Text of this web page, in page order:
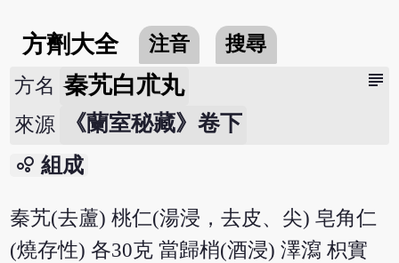
方劑大全 注音 搜尋
subject
方名 秦艽白朮丸
來源 《蘭室秘藏》卷下
bubble_chart 組成
秦艽(去蘆) 桃仁(湯浸，去皮、尖) 皂角仁
(燒存性) 各30克 當歸梢(酒浸) 澤瀉 枳實